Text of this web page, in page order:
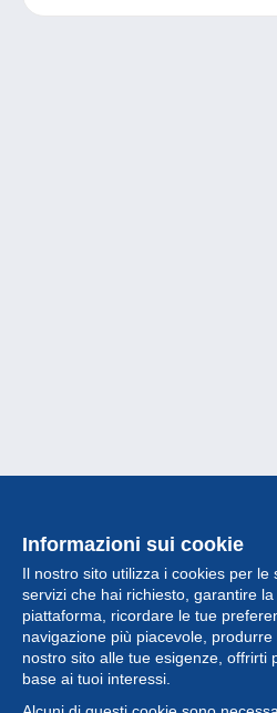
Informazioni sui cookie
Il nostro sito utilizza i cookies per le
servizi che hai richiesto, garantire
piattaforma, ricordare le tue
navigazione più piacevole,
nostro sito alle tue esigenze, offrirti
base ai tuoi interessi.
Collezione